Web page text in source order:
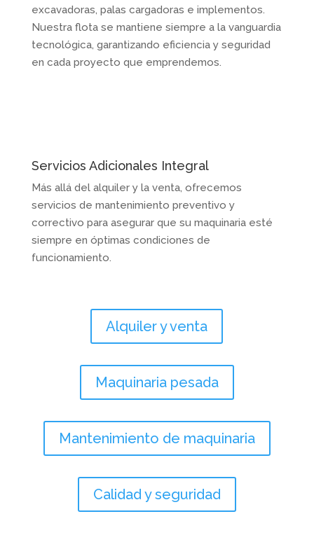
excavadoras, palas cargadoras e implementos.
Nuestra flota se mantiene siempre a la vanguardia
tecnológica, garantizando eficiencia y seguridad
en cada proyecto que emprendemos.
Servicios Adicionales Integral
Más allá del alquiler y la venta, ofrecemos
servicios de mantenimiento preventivo y
correctivo para asegurar que su maquinaria esté
siempre en óptimas condiciones de
funcionamiento.
Alquiler y venta
Maquinaria pesada
Mantenimiento de maquinaria
Calidad y seguridad